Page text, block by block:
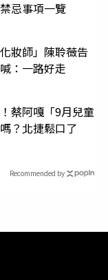
忌事項一覽
妝師」陳聆薇告
：一路好走
蔡阿嘎「9月兒童
？北捷鬆口了
Recommended by